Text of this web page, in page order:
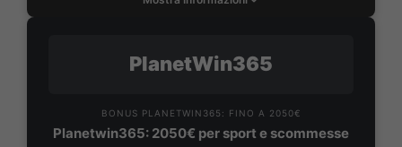
PlanetWin365
BONUS PLANETWIN365: FINO A 2050€
Planetwin365: 2050€ per sport e scommesse